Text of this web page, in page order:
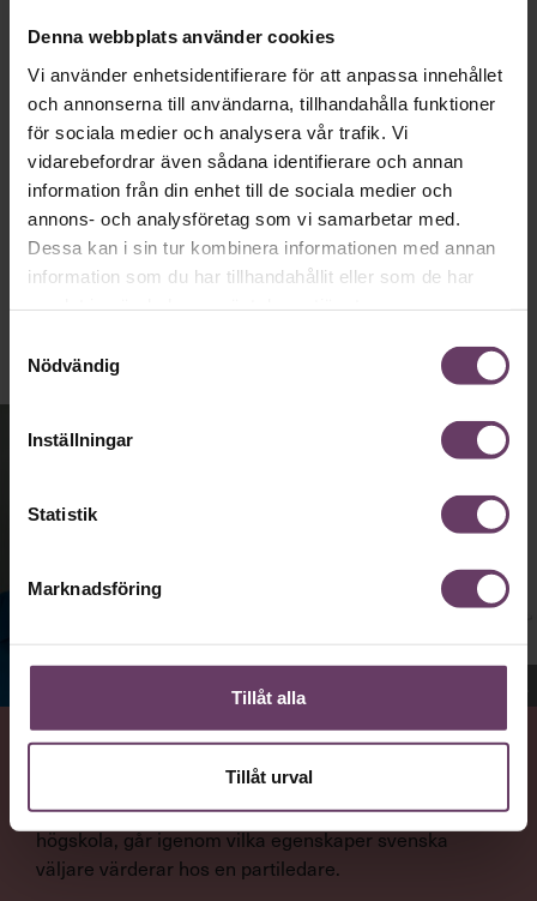
Denna webbplats använder cookies
Vi använder enhetsidentifierare för att anpassa innehållet
och annonserna till användarna, tillhandahålla funktioner
för sociala medier och analysera vår trafik. Vi
vidarebefordrar även sådana identifierare och annan
information från din enhet till de sociala medier och
annons- och analysföretag som vi samarbetar med.
Dessa kan i sin tur kombinera informationen med annan
information som du har tillhandahållit eller som de har
Nödvändig
Inställningar
Statistik
Marknadsföring
Tillåt alla
Tillåt urval
partiledarstilen som går hem, säger
statsvetaren Jenny Madestam: ”Hellre en
tråkig partiledare i foträta skor, än en
känslomässig spelevink i högklackat.”
Ledarskap
Text:Fredrik Kullberg
Publicerad2026-08-03
Statsvetaren Jenny Madestam, lektor vid Södertörns
högskola, går igenom vilka egenskaper svenska
väljare värderar hos en partiledare.
Jenny Madestam, docent i statsvetenskap.